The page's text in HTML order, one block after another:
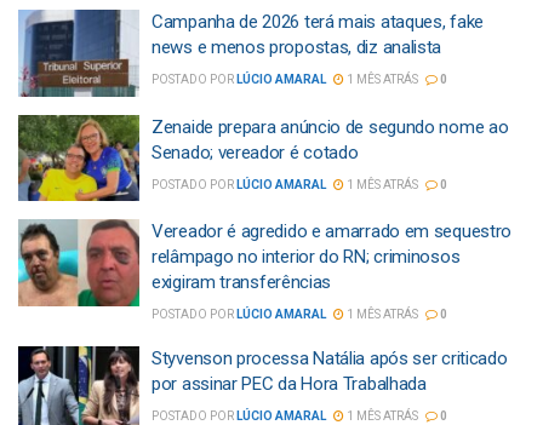
Campanha de 2026 terá mais ataques, fake
news e menos propostas, diz analista
POSTADO POR LÚCIO AMARAL 1 MÊS ATRÁS 0
Zenaide prepara anúncio de segundo nome ao
Senado; vereador é cotado
POSTADO POR LÚCIO AMARAL 1 MÊS ATRÁS 0
Vereador é agredido e amarrado em sequestro
relâmpago no interior do RN; criminosos
exigiram transferências
POSTADO POR LÚCIO AMARAL 1 MÊS ATRÁS 0
Styvenson processa Natália após ser criticado
por assinar PEC da Hora Trabalhada
POSTADO POR LÚCIO AMARAL 1 MÊS ATRÁS 0